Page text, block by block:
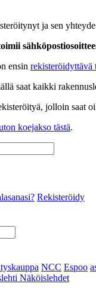
ja sen
ensin rekisteröidyttävä
saat kaikki
jolloin saat
koejakso tästä.
Rekisteröidy
NCC Espoo
Näköislehdet